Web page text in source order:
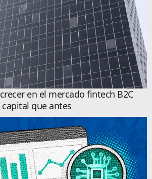
en el mercado fintech B2C
que antes